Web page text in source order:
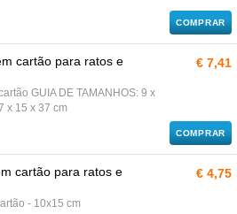
COMPRAR
cartão para ratos e
GUIA DE TAMANHOS: 9 x
x 15 x 37 cm
€ 7,41
COMPRAR
cartão para ratos e
- 10x15 cm
€ 4,75